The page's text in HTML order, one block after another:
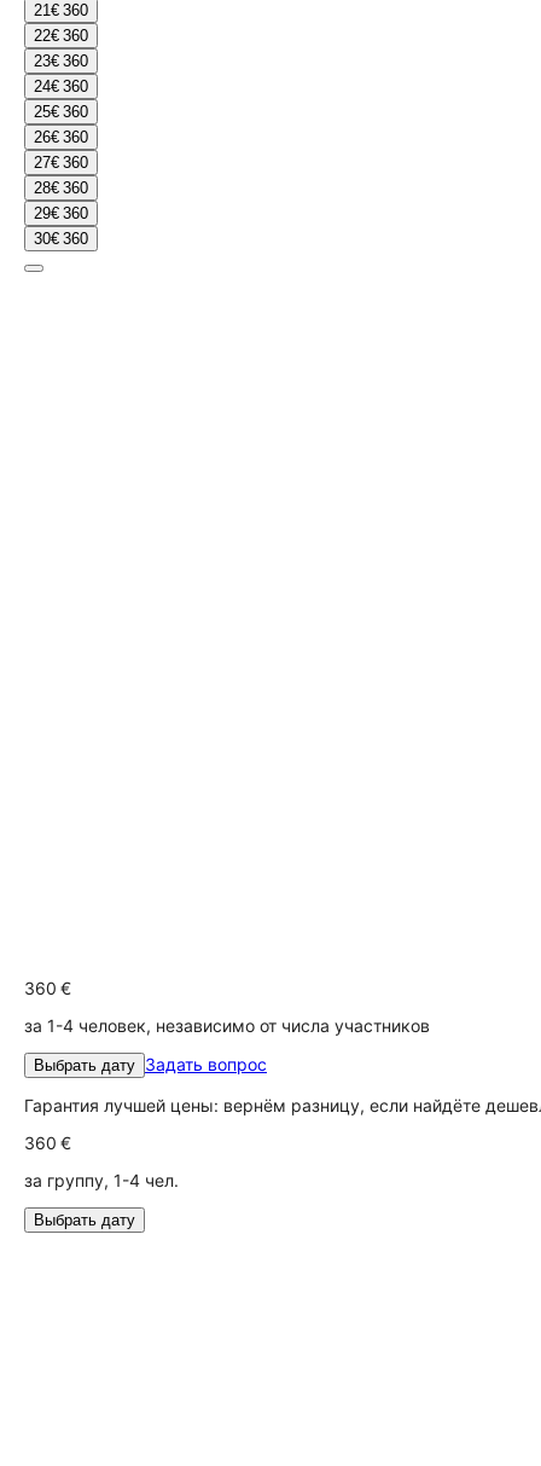
21€ 360
22€ 360
23€ 360
24€ 360
25€ 360
26€ 360
27€ 360
28€ 360
29€ 360
30€ 360
360 €
за 1-4 человек, независимо от числа участников
Выбрать дату Задать вопрос
Гарантия лучшей цены: вернём разницу, если найдёте
360 €
за группу, 1-4 чел.
Выбрать дату